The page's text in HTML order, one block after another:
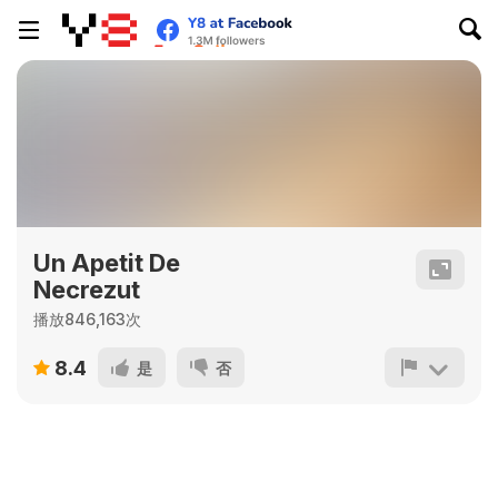
Un Apetit De
Necrezut
播放846,163次
8.4 是 否